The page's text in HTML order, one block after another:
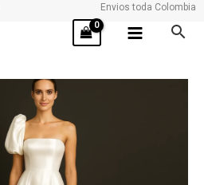
Envios toda Colombia